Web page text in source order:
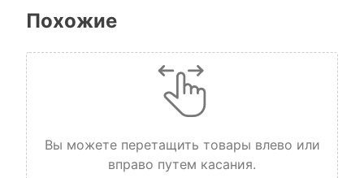
Похожие
Вы можете перетащить товары влево или
вправо путем касания.